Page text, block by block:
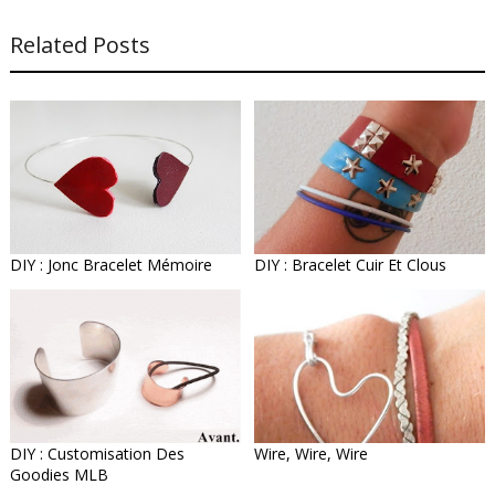
Related Posts
DIY : Jonc Bracelet Mémoire DIY : Bracelet Cuir Et Clous
DIY : Customisation Des
Goodies MLB
Wire, Wire, Wire